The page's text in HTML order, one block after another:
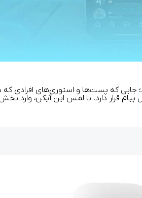
که پست‌ها و استوری‌های افرادی
قرار دارد. با لمس این آیکن، وارد